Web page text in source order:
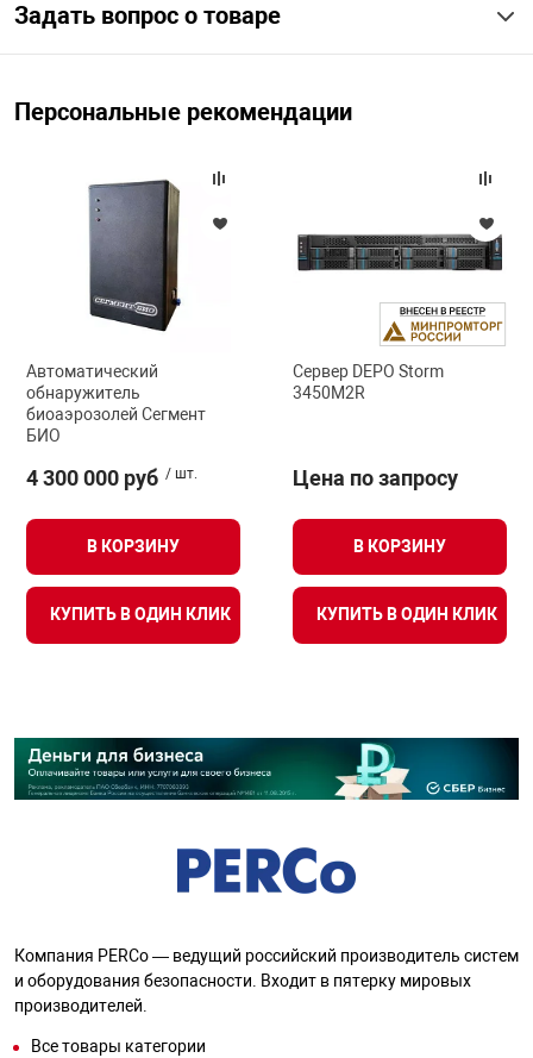
Задать вопрос о товаре
Персональные рекомендации
Автоматический
обнаружитель
биоаэрозолей Сегмент
БИО
4 300 000 руб / шт.
В КОРЗИНУ
КУПИТЬ В ОДИН КЛИК
Сервер DEPO Storm
3450M2R
Цена по запросу
В КОРЗИНУ
КУПИТЬ В ОДИН КЛИК
Компания PERCo — ведущий российский производитель систем
и оборудования безопасности. Входит в пятерку мировых
производителей.
Все товары категории